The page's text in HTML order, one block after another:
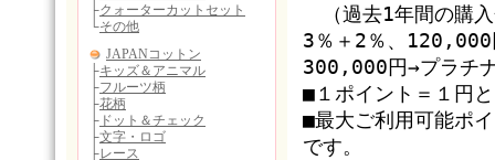
（過去1年間の購
3％＋2％、120,000
300,000円→プラチ
■１ポイント＝１円
■最大ご利用可能ポ
です。